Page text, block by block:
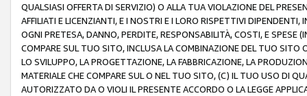
QUALSIASI OFFERTA DI SERVIZIO) O ALLA TUA VIOLAZIONE DEL
AFFILIATI E LICENZIANTI, E I NOSTRI E I LORO RISPETTIVI
OGNI PRETESA, DANNO, PERDITE, RESPONSABILITÀ, COSTI, E SPESE
COMPARE SUL TUO SITO, INCLUSA LA COMBINAZIONE DEL TUO SITO
LO SVILUPPO, LA PROGETTAZIONE, LA FABBRICAZIONE, LA
MATERIALE CHE COMPARE SUL O NEL TUO SITO, (C) IL TUO USO DI
AUTORIZZATO DA O VIOLI IL PRESENTE ACCORDO O LA LEGGE